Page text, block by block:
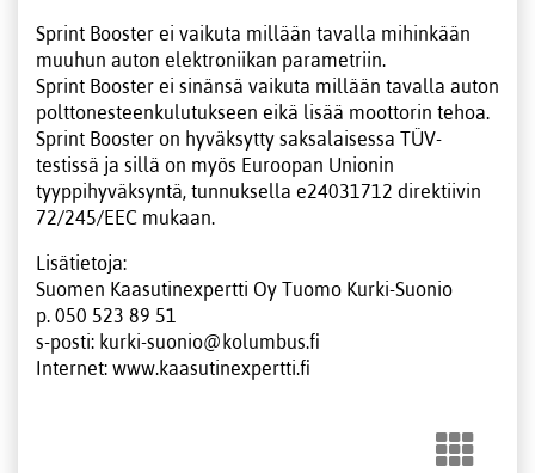
Sprint Booster ei vaikuta millään tavalla mihinkään
muuhun auton elektroniikan parametriin.
Sprint Booster ei sinänsä vaikuta millään tavalla auton
polttonesteenkulutukseen eikä lisää moottorin tehoa.
Sprint Booster on hyväksytty saksalaisessa TÜV-
testissä ja sillä on myös Euroopan Unionin
tyyppihyväksyntä, tunnuksella e24031712 direktiivin
72/245/EEC mukaan.
Lisätietoja:
Suomen Kaasutinexpertti Oy Tuomo Kurki-Suonio
p. 050 523 89 51
s-posti: kurki-suonio@kolumbus.fi
Internet: www.kaasutinexpertti.fi